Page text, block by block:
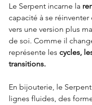
Le Serpent incarne la
capacité à se réinventer
vers une version plus
de soi. Comme il
représente les cycles,
transitions.
En bijouterie, le
lignes fluides, des